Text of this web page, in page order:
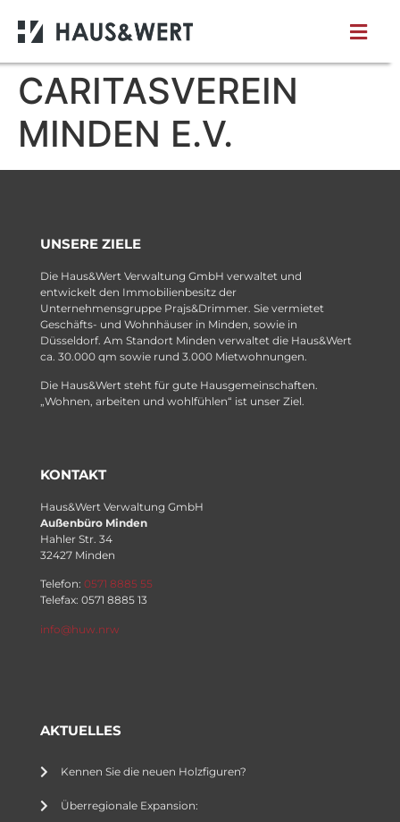
CARITASVEREIN
MINDEN E.V.
UNSERE ZIELE
Die Haus&Wert Verwaltung GmbH verwaltet und
entwickelt den Immobilienbesitz der
Unternehmensgruppe Prajs&Drimmer. Sie vermietet
Geschäfts- und Wohnhäuser in Minden, sowie in
Düsseldorf. Am Standort Minden verwaltet die Haus&Wert
ca. 30.000 qm sowie rund 3.000 Mietwohnungen.
Die Haus&Wert steht für gute Hausgemeinschaften.
„Wohnen, arbeiten und wohlfühlen“ ist unser Ziel.
KONTAKT
Haus&Wert Verwaltung GmbH
Außenbüro Minden
Hahler Str. 34
32427 Minden
Telefon: 0571 8885 55
Telefax: 0571 8885 13
info@huw.nrw
AKTUELLES
Kennen Sie die neuen Holzfiguren?
Überregionale Expansion: